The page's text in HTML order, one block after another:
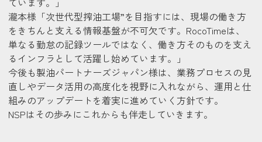
瀧本様 「次世代型搾油工場”を目指すには、現場の働き方
をきちんと支える情報基盤が不可欠です。RocoTimeは、
単なる勤怠の記録ツールではなく、働き方そのものを支え
るインフラとして活躍し始めています。」
今後も製油パートナーズジャパン様は、業務プロセスの見
直しやデータ活用の高度化を視野に入れながら、運用と仕
組みのアップデートを着実に進めていく方針です。
NSPはその歩みにこれからも伴走していきます。